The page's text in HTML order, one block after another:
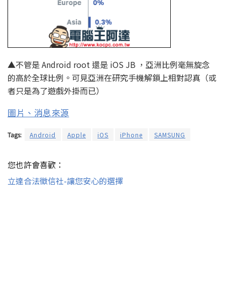
▲不管是 Android root 還是 iOS JB ，亞洲比例毫無旋念
的高於全球比例。可見亞洲在研究手機解鎖上相對認真（或
者只是為了遊戲外掛而已）
圖片、消息來源
Tags: Android Apple iOS iPhone SAMSUNG
您也許會喜歡：
立達合法徵信社-讓您安心的選擇